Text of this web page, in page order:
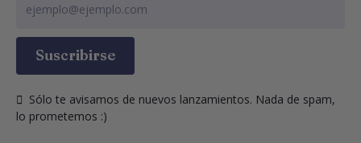
Suscribirse
  Sólo te avisamos de nuevos lanzamientos. Nada de spam,
lo prometemos :)